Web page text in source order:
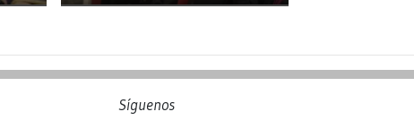
Síguenos